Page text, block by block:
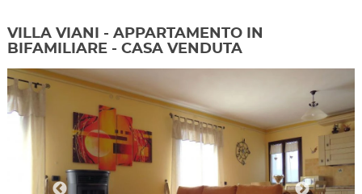
VILLA VIANI - APPARTAMENTO IN
BIFAMILIARE - CASA VENDUTA